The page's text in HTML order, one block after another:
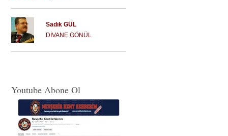
Sadık GÜL
DİVANE GÖNÜL
Youtube Abone Ol